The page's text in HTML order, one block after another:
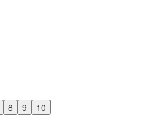
8 9 10